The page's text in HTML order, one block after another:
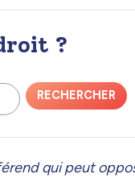
?
RECHERCHER
qui peut